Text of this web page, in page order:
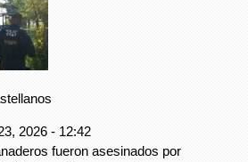
2026 - 12:42
fueron asesinados por